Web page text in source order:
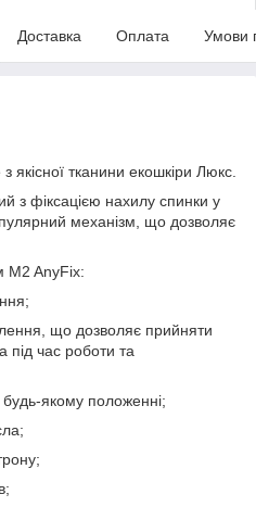
Доставка Оплата Умови
якісної тканини екошкіри Люкс.
з фіксацією нахилу спинки у
механізм, що дозволяє
M2 AnyFix:
що дозволяє прийняти
під час роботи та
будь-якому положенні;